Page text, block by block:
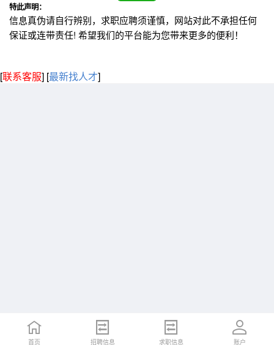
特此声明：
信息真伪请自行辨别，求职应聘须谨慎，网站对此不承担任何
保证或连带责任! 希望我们的平台能为您带来更多的便利！
[联系客服] [最新找人才]
首页 招聘信息 求职信息 账户